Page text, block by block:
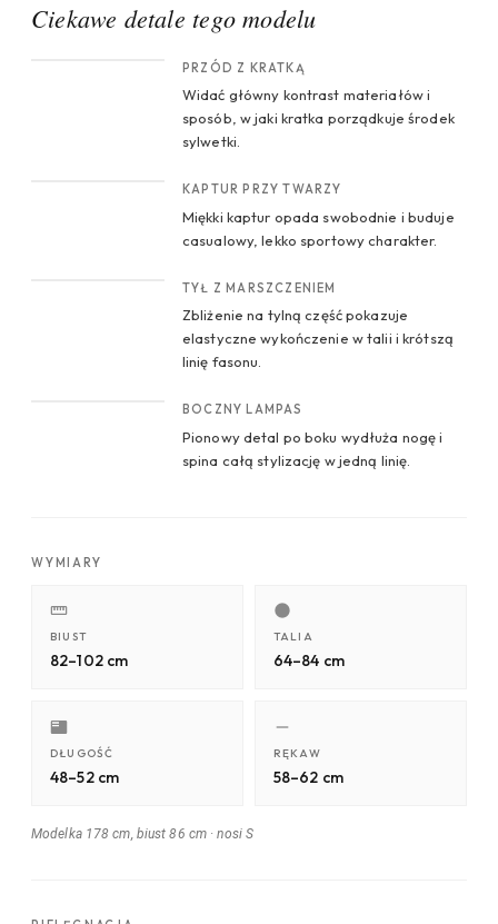
Ciekawe detale tego modelu
PRZÓD Z KRATKĄ
Widać główny kontrast materiałów i
sposób, w jaki kratka porządkuje środek
sylwetki.
KAPTUR PRZY TWARZY
Miękki kaptur opada swobodnie i buduje
casualowy, lekko sportowy charakter.
TYŁ Z MARSZCZENIEM
Zbliżenie na tylną część pokazuje
elastyczne wykończenie w talii i krótszą
linię fasonu.
BOCZNY LAMPAS
Pionowy detal po boku wydłuża nogę i
spina całą stylizację w jedną linię.
WYMIARY
BIUST
82–102 cm
TALIA
64–84 cm
DŁUGOŚĆ
48–52 cm
RĘKAW
58–62 cm
Modelka 178 cm, biust 86 cm ·nosi S